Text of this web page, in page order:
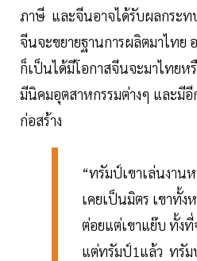
ภาษี และจีนอาจได้รับผลกระท
จีนจะขยายฐานการผลิตมาไทย
ก็เป็นได้มีโอกาสจีนจะมาไทย
มีนิคมอุตสาหกรรมต่างๆ และมี
ก่อสร้าง
“ทรัมป์เขาเล่นงา
เคยเป็นมิตร เขาทั้
ต่อยแต่เขาแย๊บ ทั้งที่
แต่ทรัมป์1แล้ว ทรัม